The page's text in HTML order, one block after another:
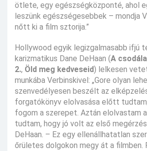
ötlete, egy egészségközponté, ahol
leszünk egészségesebbek – mondja
nőtt ki a film sztorija.”
Hollywood egyik legizgalmasabb ifjú
karizmatikus Dane DeHaan (A
2., Öld meg kedveseid) lelkesen
munkába Verbinskivel: „Gore olyan
szenvedélyesen beszélt az
forgatókönyv elolvasása előtt
fogom a szerepet. Aztán elolvastam
tudtam, hogy jó volt az első
DeHaan. – Ez egy ellenállhatatlan
őrületes dolgokon megy át a filmben.